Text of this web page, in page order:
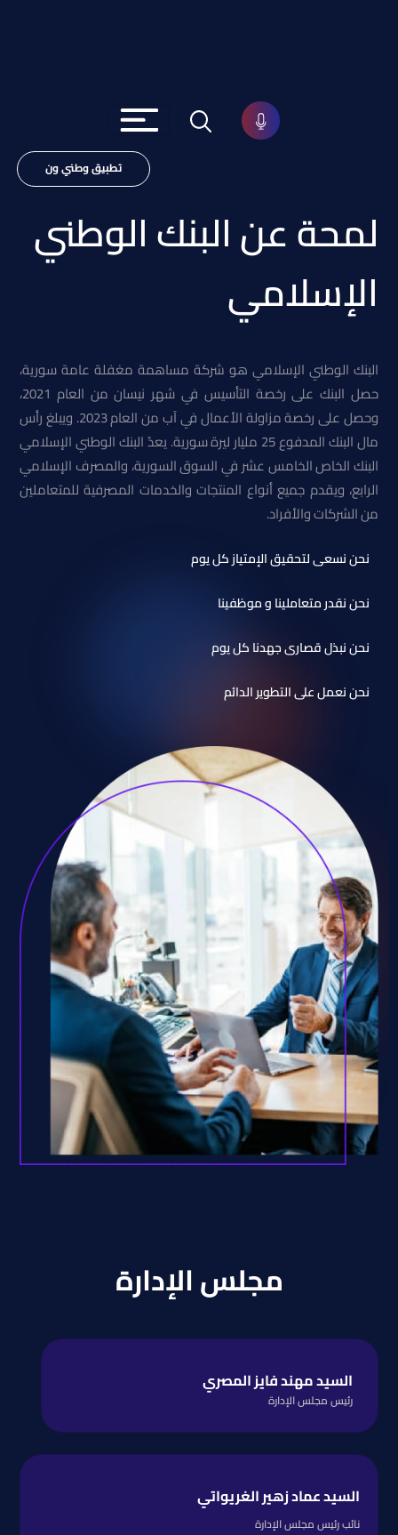
تطبيق وطني ون
لمحة عن البنك الوطني
الإسلامي
البنك الوطني الإسلامي هو شركة مساهمة مغفلة عامة سورية،
حصل البنك على رخصة التأسيس في شهر نيسان من العام 2021،
وحصل على رخصة مزاولة الأعمال في آب من العام 2023. ويبلغ رأس
مال البنك المدفوع 25 مليار ليرة سورية. يعدُ البنك الوطني الإسلامي
البنك الخاص الخامس عشر في السوق السورية، والمصرف الإسلامي
الرابع، ويقدم جميع أنواع المنتجات والخدمات المصرفية للمتعاملين
من الشركات والأفراد.
نحن نسعى لتحقيق الإمتياز كل يوم
نحن نقدر متعاملينا و موظفينا
نحن نبذل قصارى جهدنا كل يوم
نحن نعمل على التطوير الدائم
مجلس الإدارة
السيد مهند فايز المصري
رئيس مجلس الإدارة
السيد عماد زهير الغريواتي
نائب رئيس مجلس الإدارة